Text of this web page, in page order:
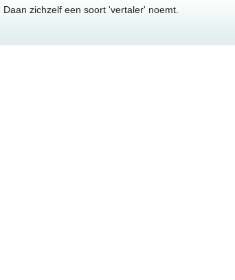
zichzelf een soort 'vertaler' noemt.